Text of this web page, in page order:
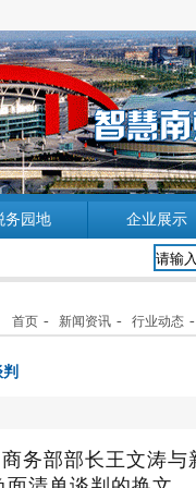
务园地 企业展示
首页 - 新闻资讯 - 行业动态
务部部长王文涛与